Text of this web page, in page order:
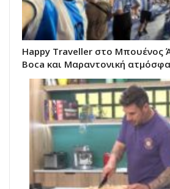
Happy Traveller στο Μπουένος
Boca και Μαραντονική